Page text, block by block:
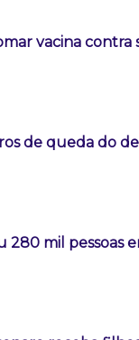
vacina contra
de queda do
mil pessoas